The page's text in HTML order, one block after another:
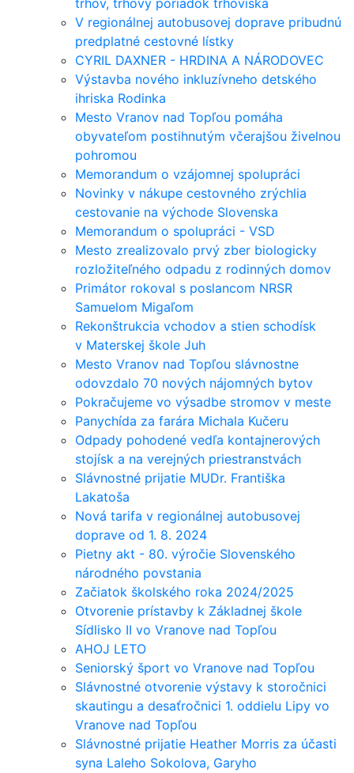
trhov, trhový poriadok trhoviska
V regionálnej autobusovej doprave pribudnú
predplatné cestovné lístky
CYRIL DAXNER - HRDINA A NÁRODOVEC
Výstavba nového inkluzívneho detského
ihriska Rodinka
Mesto Vranov nad Topľou pomáha
obyvateľom postihnutým včerajšou živelnou
pohromou
Memorandum o vzájomnej spolupráci
Novinky v nákupe cestovného zrýchlia
cestovanie na východe Slovenska
Memorandum o spolupráci - VSD
Mesto zrealizovalo prvý zber biologicky
rozložiteľného odpadu z rodinných domov
Primátor rokoval s poslancom NRSR
Samuelom Migaľom
Rekonštrukcia vchodov a stien schodísk
v Materskej škole Juh
Mesto Vranov nad Topľou slávnostne
odovzdalo 70 nových nájomných bytov
Pokračujeme vo výsadbe stromov v meste
Panychída za farára Michala Kučeru
Odpady pohodené vedľa kontajnerových
stojísk a na verejných priestranstvách
Slávnostné prijatie MUDr. Františka
Lakatoša
Nová tarifa v regionálnej autobusovej
doprave od 1. 8. 2024
Pietny akt - 80. výročie Slovenského
národného povstania
Začiatok školského roka 2024/2025
Otvorenie prístavby k Základnej škole
Sídlisko II vo Vranove nad Topľou
AHOJ LETO
Seniorský šport vo Vranove nad Topľou
Slávnostné otvorenie výstavy k storočnici
skautingu a desaťročnici 1. oddielu Lipy vo
Vranove nad Topľou
Slávnostné prijatie Heather Morris za účasti
syna Laleho Sokolova, Garyho